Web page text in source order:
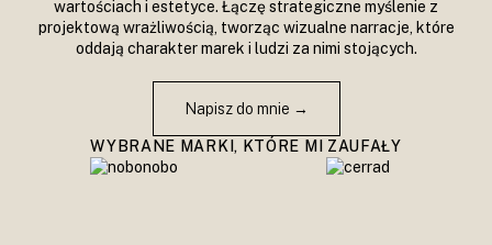
wartościach i estetyce. Łączę strategiczne myślenie z
projektową wrażliwością, tworząc wizualne narracje, które
oddają charakter marek i ludzi za nimi stojących.
Napisz do mnie →
WYBRANE MARKI, KTÓRE MI ZAUFAŁY